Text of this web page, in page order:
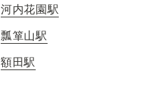
河内花園駅
瓢箪山駅
額田駅